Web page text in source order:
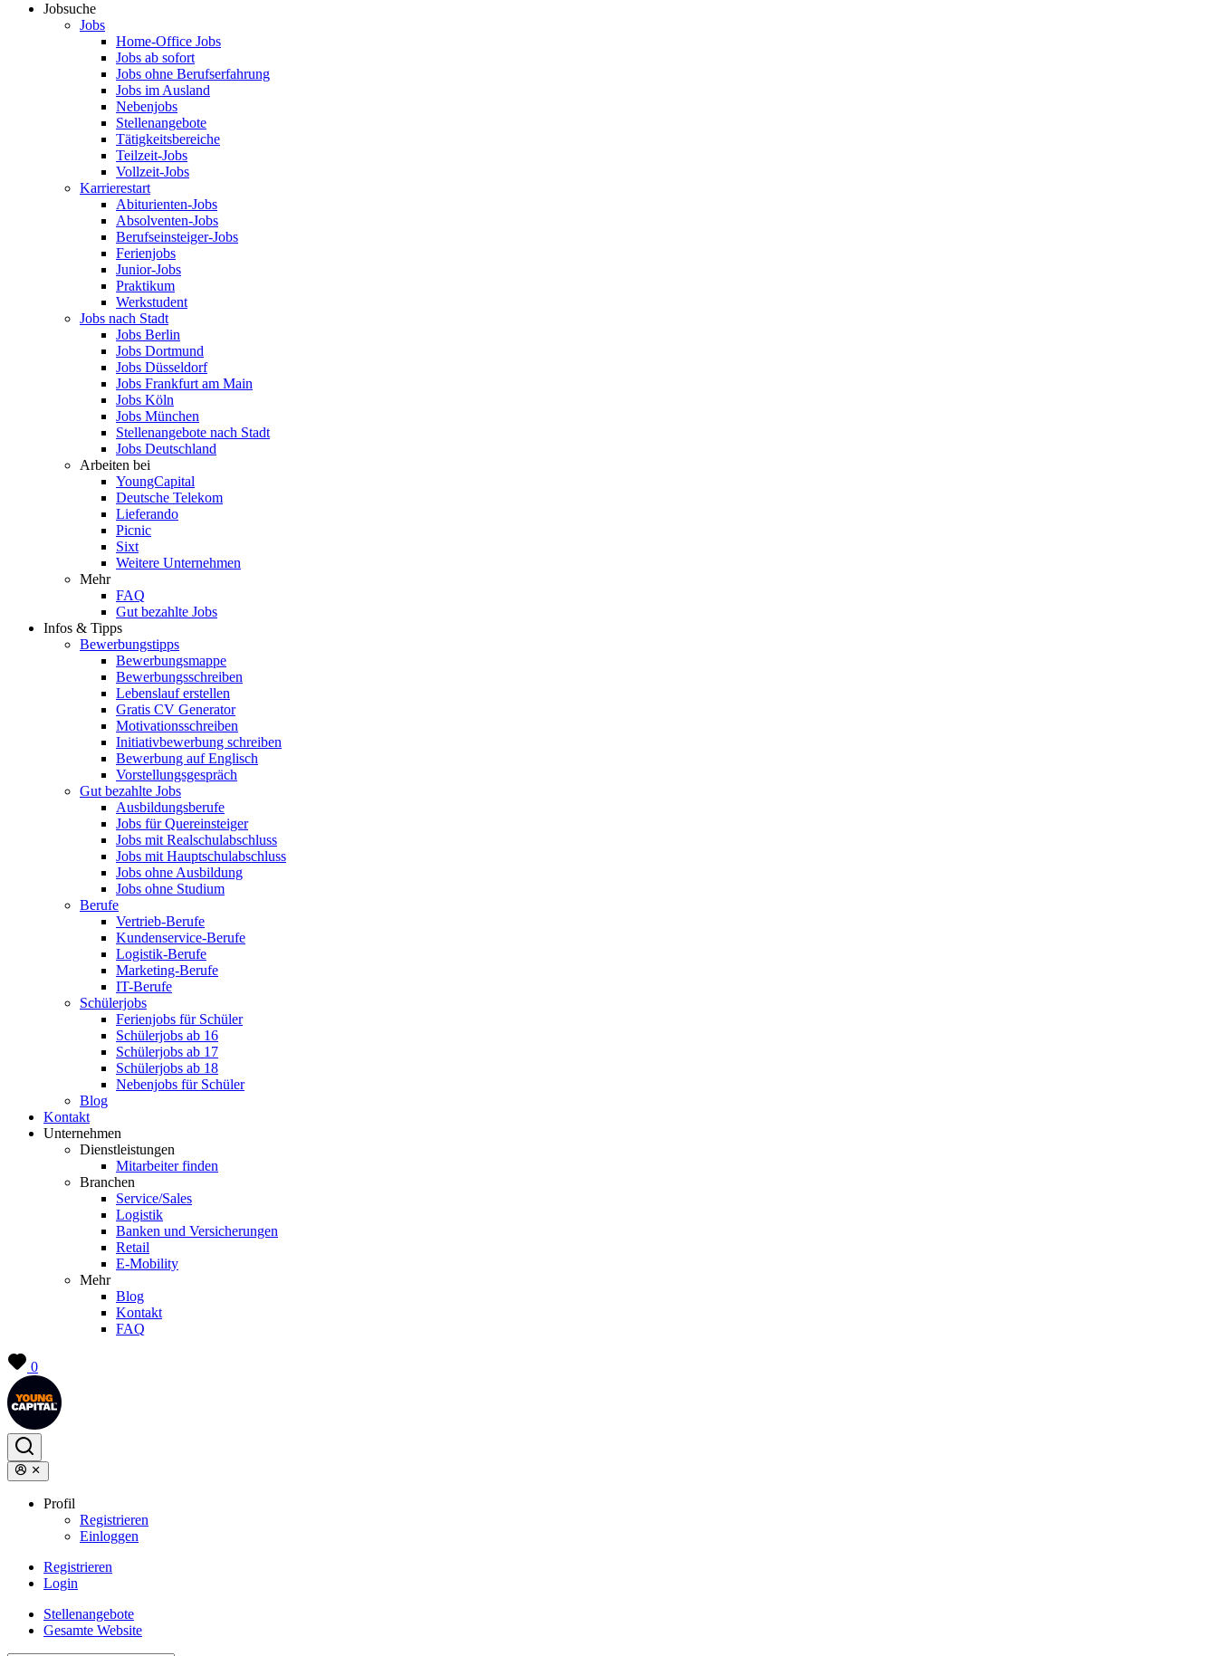
Jobsuche
Jobs
Home-Office Jobs
Jobs ab sofort
Jobs ohne Berufserfahrung
Jobs im Ausland
Nebenjobs
Stellenangebote
Tätigkeitsbereiche
Teilzeit-Jobs
Vollzeit-Jobs
Karrierestart
Abiturienten-Jobs
Absolventen-Jobs
Berufseinsteiger-Jobs
Ferienjobs
Junior-Jobs
Praktikum
Werkstudent
Jobs nach Stadt
Jobs Berlin
Jobs Dortmund
Jobs Düsseldorf
Jobs Frankfurt am Main
Jobs Köln
Jobs München
Stellenangebote nach Stadt
Jobs Deutschland
Arbeiten bei
YoungCapital
Deutsche Telekom
Lieferando
Picnic
Sixt
Weitere Unternehmen
Mehr
FAQ
Gut bezahlte Jobs
Infos & Tipps
Bewerbungstipps
Bewerbungsmappe
Bewerbungsschreiben
Lebenslauf erstellen
Gratis CV Generator
Motivationsschreiben
Initiativbewerbung schreiben
Bewerbung auf Englisch
Vorstellungsgespräch
Gut bezahlte Jobs
Ausbildungsberufe
Jobs für Quereinsteiger
Jobs mit Realschulabschluss
Jobs mit Hauptschulabschluss
Jobs ohne Ausbildung
Jobs ohne Studium
Berufe
Vertrieb-Berufe
Kundenservice-Berufe
Logistik-Berufe
Marketing-Berufe
IT-Berufe
Schülerjobs
Ferienjobs für Schüler
Schülerjobs ab 16
Schülerjobs ab 17
Schülerjobs ab 18
Nebenjobs für Schüler
Blog
Kontakt
Unternehmen
Dienstleistungen
Mitarbeiter finden
Branchen
Service/Sales
Logistik
Banken und Versicherungen
Retail
E-Mobility
Mehr
Blog
Kontakt
FAQ
0
Profil
Registrieren
Einloggen
Registrieren
Login
Stellenangebote
Gesamte Website